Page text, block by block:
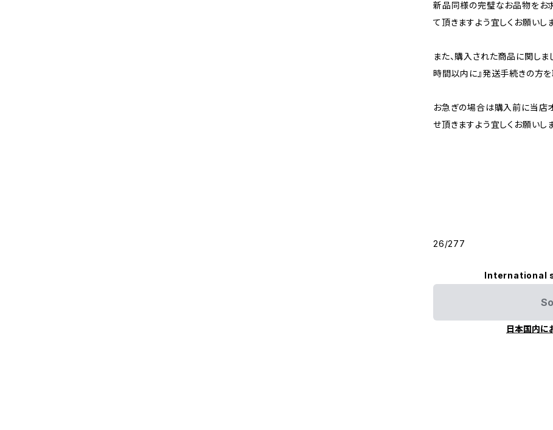
新品同様の完璧なお品物をお
て頂きますよう宜しくお願いしま
また、購入された商品に関しま
時間以内に』発送手続きの方を
お急ぎの場合は購入前に当店
せ頂きますよう宜しくお願いしま
26/277
International
日本国内に